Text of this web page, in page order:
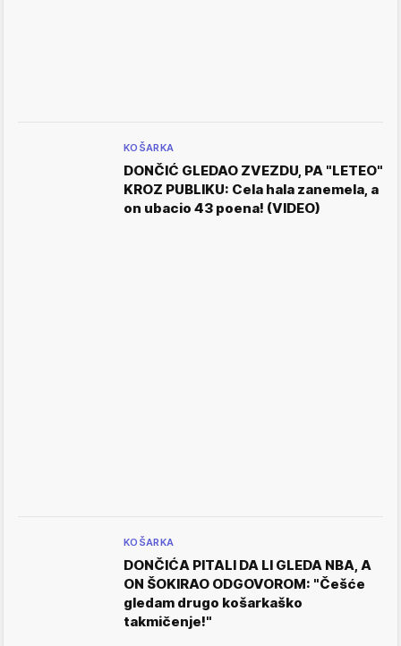
KOŠARKA
DONČIĆ GLEDAO ZVEZDU, PA "LETEO"
KROZ PUBLIKU: Cela hala zanemela, a
on ubacio 43 poena! (VIDEO)
KOŠARKA
DONČIĆA PITALI DA LI GLEDA NBA, A
ON ŠOKIRAO ODGOVOROM: "Češće
gledam drugo košarkaško
takmičenje!"